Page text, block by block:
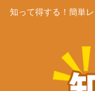
知って得する！簡単